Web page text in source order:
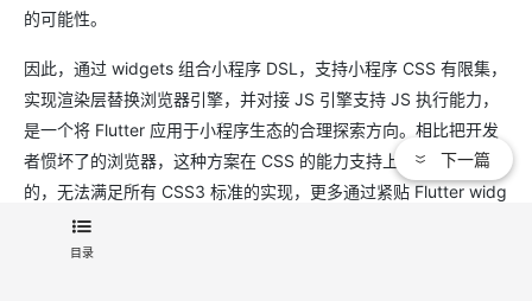
的可能性。
因此，通过 widgets 组合小程序 DSL，支持小程序 CSS 有限集，
实现渲染层替换浏览器引擎，并对接 JS 引擎支持 JS 执行能力，
是一个将 Flutter 应用于小程序生态的合理探索方向。相比把开发
者惯坏了的浏览器，这种方案在 CSS 的能力支持上必然是受限
的，无法满足所有 CSS3 标准的实现，更多通过紧贴 Flutter widg
ets 的现有能力以及必要的 widgets 扩展，在不破坏 single-pass l
ayout 的前提下组合出 CSS 能力；但从 Flutter 原生开发的角度
目录
下一篇